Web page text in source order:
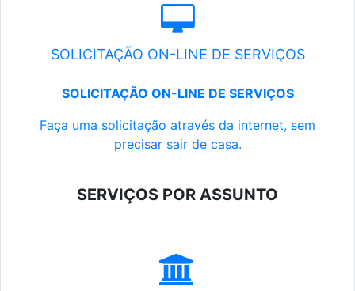
SOLICITAÇÃO ON-LINE DE SERVIÇOS
SOLICITAÇÃO ON-LINE DE SERVIÇOS
Faça uma solicitação através da internet, sem
precisar sair de casa.
SERVIÇOS POR ASSUNTO